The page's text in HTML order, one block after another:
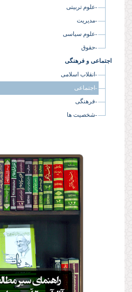
-علوم تربیتی
-مدیریت
-علوم سیاسی
-حقوق
اجتماعی و فرهنگی
-انقلاب اسلامی
-اجتماعی
-فرهنگی
-شخصیت ها